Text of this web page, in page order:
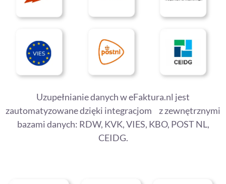
Uzupełnianie danych w eFaktura.nl jest
zautomatyzowane dzięki integracjom z zewnętrznymi
bazami danych: RDW, KVK, VIES, KBO, POST NL,
CEIDG.